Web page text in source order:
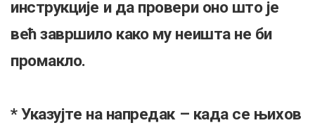
инструкције и да провери оно што је
већ завршило како му неишта не би
промакло.
* Указујте на напредак – када се њихов